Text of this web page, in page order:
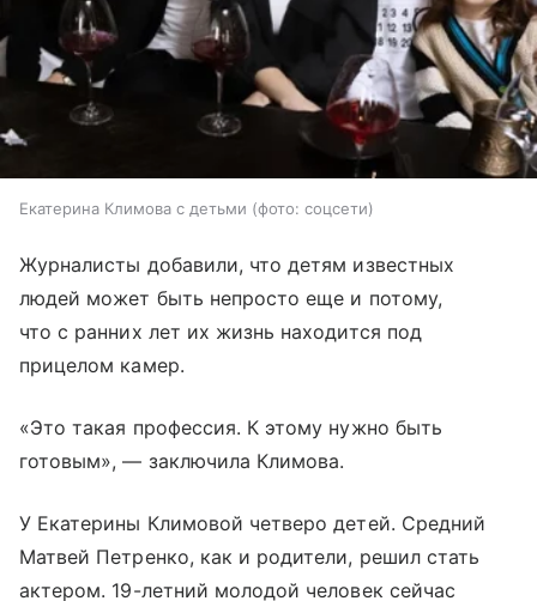
Екатерина Климова с детьми (фото: соцсети)
Журналисты добавили, что детям известных
людей может быть непросто еще и потому,
что с ранних лет их жизнь находится под
прицелом камер.
«Это такая профессия. К этому нужно быть
готовым», — заключила Климова.
У Екатерины Климовой четверо детей. Средний
Матвей Петренко, как и родители, решил стать
актером. 19-летний молодой человек сейчас